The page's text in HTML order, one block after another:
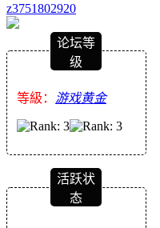
z3751802920
论坛等
级
等級： 游戏黄金
活跃状
态